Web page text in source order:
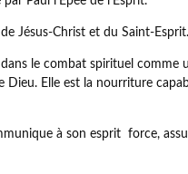
Christ et du Saint-Esprit.
le combat spirituel comme
Dieu. Elle est la nourriture
à son esprit force,